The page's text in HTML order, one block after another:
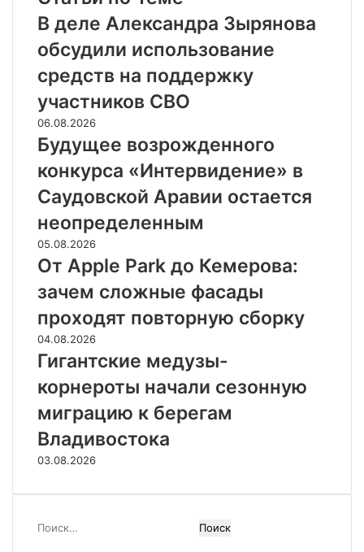
В деле Александра Зырянова
обсудили использование
средств на поддержку
участников СВО
06.08.2026
Будущее возрожденного
конкурса «Интервидение» в
Саудовской Аравии остается
неопределенным
05.08.2026
От Apple Park до Кемерова:
зачем сложные фасады
проходят повторную сборку
04.08.2026
Гигантские медузы-
корнероты начали сезонную
миграцию к берегам
Владивостока
03.08.2026
Найти: